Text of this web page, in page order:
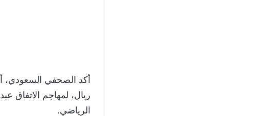
أكد الصحفي السعودي،
ريال، لمهاجم الاتفاق
الرياضي.